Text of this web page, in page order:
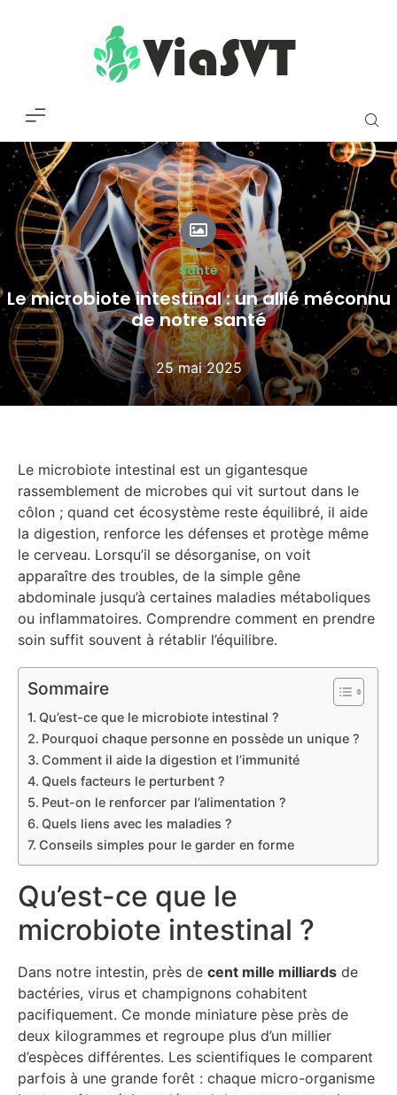
Santé
Le microbiote intestinal : un allié méconnu
de notre santé
25 mai 2025
Le microbiote intestinal est un gigantesque
rassemblement de microbes qui vit surtout dans le
côlon ; quand cet écosystème reste équilibré, il aide
la digestion, renforce les défenses et protège même
le cerveau. Lorsqu’il se désorganise, on voit
apparaître des troubles, de la simple gêne
abdominale jusqu’à certaines maladies métaboliques
ou inflammatoires. Comprendre comment en prendre
soin suffit souvent à rétablir l’équilibre.
Sommaire
Qu’est-ce que le microbiote intestinal ?
Pourquoi chaque personne en possède un unique ?
Comment il aide la digestion et l’immunité
Quels facteurs le perturbent ?
Peut-on le renforcer par l’alimentation ?
Quels liens avec les maladies ?
Conseils simples pour le garder en forme
Qu’est-ce que le
microbiote intestinal ?
Dans notre intestin, près de cent mille milliards de
bactéries, virus et champignons cohabitent
pacifiquement. Ce monde miniature pèse près de
deux kilogrammes et regroupe plus d’un millier
d’espèces différentes. Les scientifiques le comparent
parfois à une grande forêt : chaque micro-organisme